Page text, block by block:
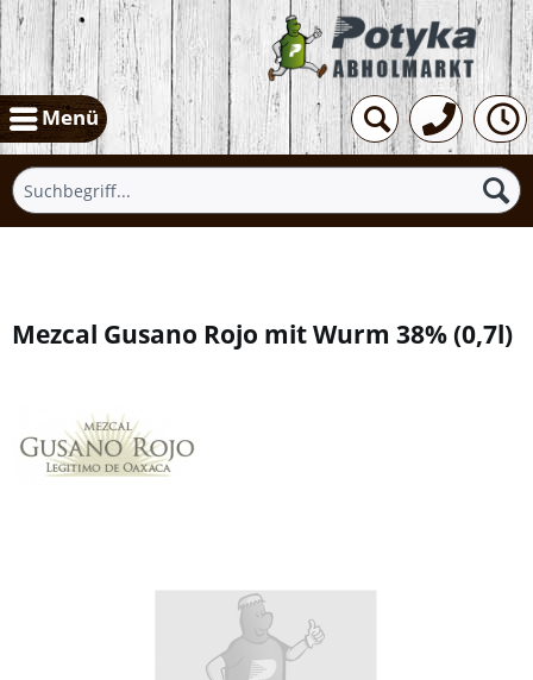
Menü
Mezcal Gusano Rojo mit Wurm 38%(0,7l)